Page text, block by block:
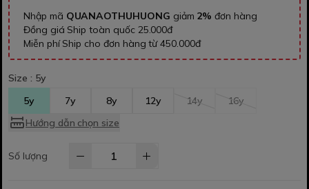
Nhập mã QUANAOTHUHUONG giảm 2% đơn hàng
Đồng giá Ship toàn quốc 25.000đ
Miễn phí Ship cho đơn hàng từ 450.000đ
Size : 5y
5y
7y 8y 12y 14y
16y
Hướng dẫn chọn size
Số lượng